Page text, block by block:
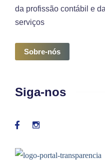
da profissão contábil e
serviços
Sobre-nós
Siga-nos